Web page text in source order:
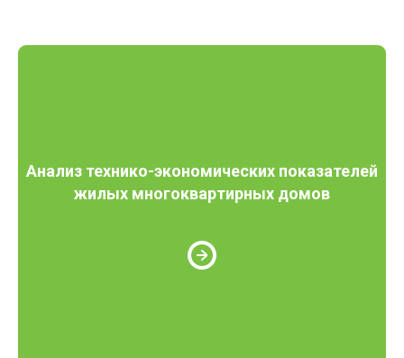
Анализ технико-экономических показателей
жилых многоквартирных домов